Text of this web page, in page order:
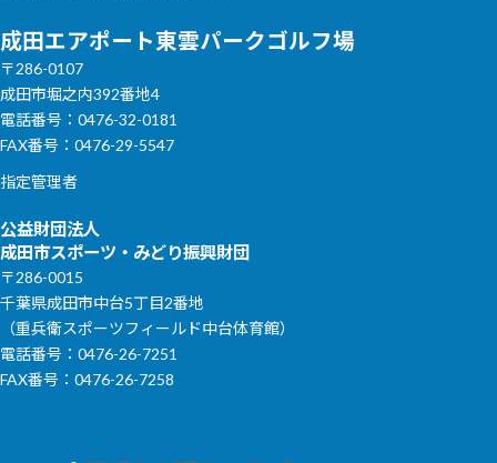
成田エアポート東雲パークゴルフ場
〒286-0107
成田市堀之内392番地4
電話番号：0476-32-0181
FAX番号：0476-29-5547
指定管理者
公益財団法人
成田市スポーツ・みどり振興財団
〒286-0015
千葉県成田市中台5丁目2番地
（重兵衛スポーツフィールド中台体育館）
電話番号：0476-26-7251
FAX番号：0476-26-7258